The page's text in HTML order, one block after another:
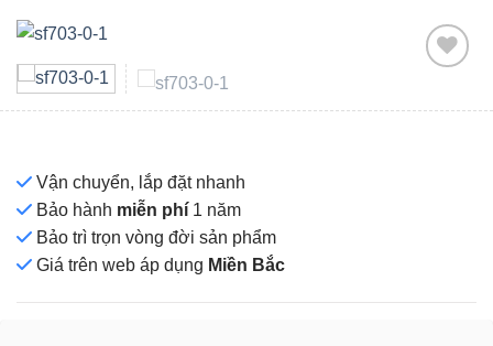
Vận chuyển, lắp đặt nhanh
Bảo hành miễn phí 1 năm
Bảo trì trọn vòng đời sản phẩm
Giá trên web áp dụng Miền Bắc